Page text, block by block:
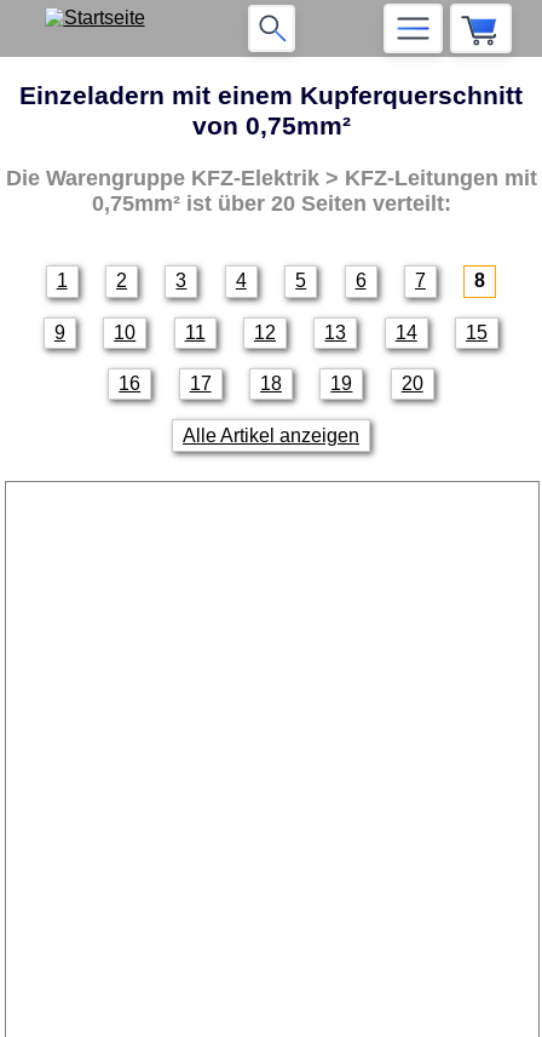
Einzeladern mit einem Kupferquerschnitt
von 0,75mm²
Die Warengruppe KFZ-Elektrik > KFZ-Leitungen mit
0,75mm²ist über 20 Seiten verteilt:
1 2 3 4 5 6 7 8
9 10 11 12 13 14 15
16 17 18 19 20
Alle Artikel anzeigen